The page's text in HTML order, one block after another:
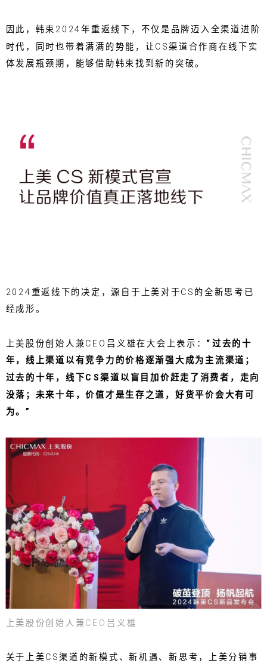
因此，韩束2024年重返线下，不仅是品牌迈入全渠道进阶
时代，同时也带着满满的势能，让CS渠道合作商在线下实
体发展瓶颈期，能够借助韩束找到新的突破。
2024重返线下的决定，源自于上美对于CS的全新思考已
经成形。
上美股份创始人兼CEO吕义雄在大会上表示： “过去的十
年，线上渠道以有竞争力的价格逐渐强大成为主流渠道；
过去的十年，线下CS渠道以盲目加价赶走了消费者，走向
没落；未来十年，价值才是生存之道，好货平价会大有可
为。”
上美股份创始人兼CEO吕义雄
关于上美CS渠道的新模式、新机遇、新思考，上美分销事